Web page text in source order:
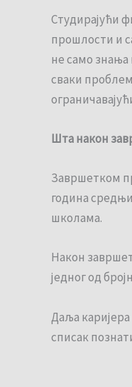
Студирајући
прошлости и
не само знања
сваки
Шта након
Завршетком
година
школама.
Након
једног од
Даља
списак